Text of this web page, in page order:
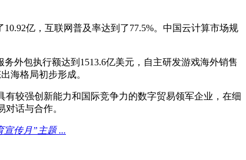
亿，互联网普及率达到了77.5%。中国云计算市场规
外包执行额达到1513.6亿美元，自主研发游戏海外销售
海格局初步形成。
较强创新能力和国际竞争力的数字贸易领军企业，在细
话与合作。
传月”主题 ...